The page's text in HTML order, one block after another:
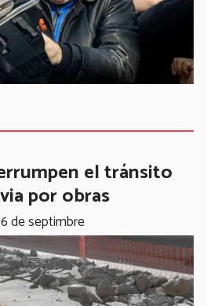
el tránsito
por obras
de septimbre